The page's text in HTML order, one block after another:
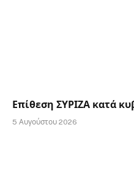
Επίθεση ΣΥΡΙΖΑ κατά
5 Αυγούστου 2026